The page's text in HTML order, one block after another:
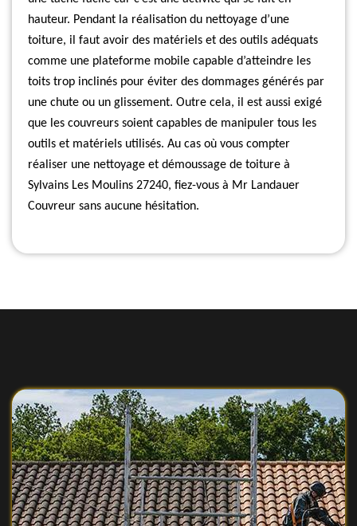
hauteur. Pendant la réalisation du nettoyage d’une
toiture, il faut avoir des matériels et des outils adéquats
comme une plateforme mobile capable d’atteindre les
toits trop inclinés pour éviter des dommages générés par
une chute ou un glissement. Outre cela, il est aussi exigé
que les couvreurs soient capables de manipuler tous les
outils et matériels utilisés. Au cas où vous compter
réaliser une nettoyage et démoussage de toiture à
Sylvains Les Moulins 27240, fiez-vous à Mr Landauer
Couvreur sans aucune hésitation.